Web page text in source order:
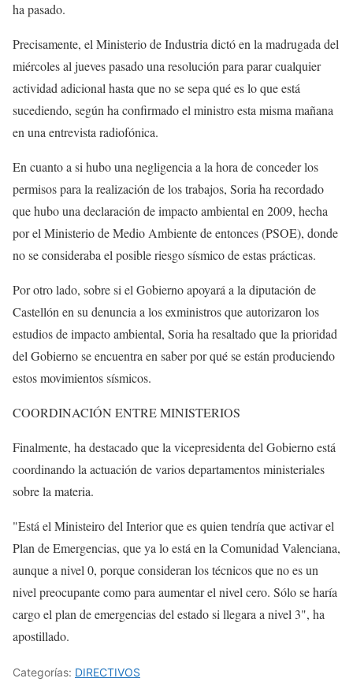
ha pasado.
Precisamente, el Ministerio de Industria dictó en la madrugada del
miércoles al jueves pasado una resolución para parar cualquier
actividad adicional hasta que no se sepa qué es lo que está
sucediendo, según ha confirmado el ministro esta misma mañana
en una entrevista radiofónica.
En cuanto a si hubo una negligencia a la hora de conceder los
permisos para la realización de los trabajos, Soria ha recordado
que hubo una declaración de impacto ambiental en 2009, hecha
por el Ministerio de Medio Ambiente de entonces (PSOE), donde
no se consideraba el posible riesgo sísmico de estas prácticas.
Por otro lado, sobre si el Gobierno apoyará a la diputación de
Castellón en su denuncia a los exministros que autorizaron los
estudios de impacto ambiental, Soria ha resaltado que la prioridad
del Gobierno se encuentra en saber por qué se están produciendo
estos movimientos sísmicos.
COORDINACIÓN ENTRE MINISTERIOS
Finalmente, ha destacado que la vicepresidenta del Gobierno está
coordinando la actuación de varios departamentos ministeriales
sobre la materia.
"Está el Ministeiro del Interior que es quien tendría que activar el
Plan de Emergencias, que ya lo está en la Comunidad Valenciana,
aunque a nivel 0, porque consideran los técnicos que no es un
nivel preocupante como para aumentar el nivel cero. Sólo se haría
cargo el plan de emergencias del estado si llegara a nivel 3", ha
apostillado.
Categorías: DIRECTIVOS